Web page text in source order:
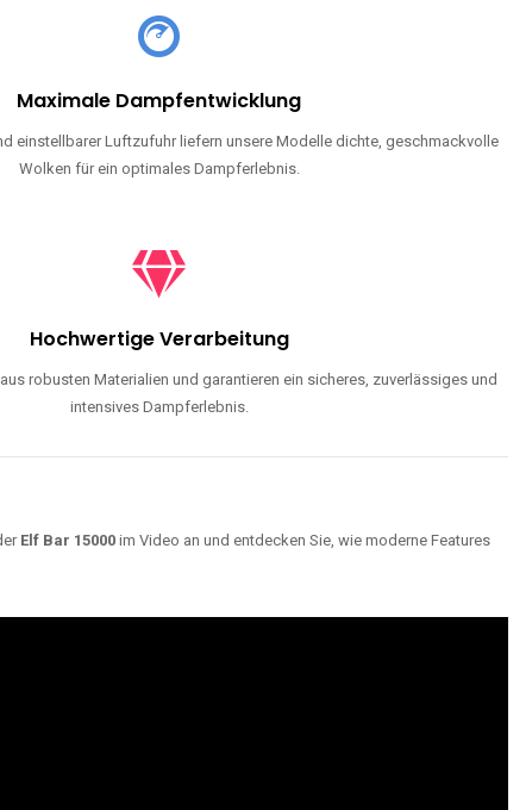
Maximale Dampfentwicklung
einstellbarer Luftzufuhr liefern unsere Modelle dichte, geschmackvolle
Wolken für ein optimales Dampferlebnis.
Hochwertige Verarbeitung
robusten Materialien und garantieren ein sicheres, zuverlässiges und
intensives Dampferlebnis.
Elf Bar 15000 im Video an und entdecken Sie, wie moderne Features